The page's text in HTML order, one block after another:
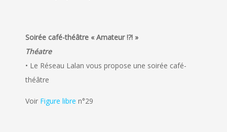
Soirée café-théâtre « Amateur !?! »
Théatre
• Le Réseau Lalan vous propose une soirée café-
théâtre
Voir Figure libre n°29